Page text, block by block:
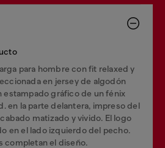
para hombre con fit relaxed y
en jersey de algodón
estampado gráfico de un fénix
en la parte delantera, impreso del
matizado y vivido. El logo
en el lado izquierdo del pecho.
completan el diseño.